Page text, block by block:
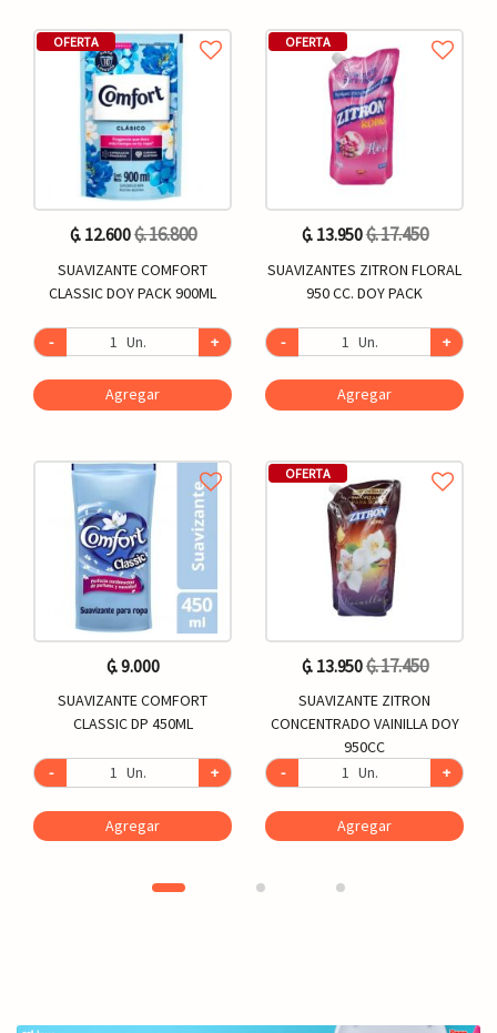
OFERTA
₲. 12.600₲. 16.800
SUAVIZANTE COMFORT
CLASSIC DOY PACK 900ML
- Un. +
Agregar
₲. 9.000
SUAVIZANTE COMFORT
CLASSIC DP 450ML
- Un. +
Agregar
OFERTA
₲. 13.950₲. 17.450
SUAVIZANTES ZITRON FLORAL
950 CC. DOY PACK
- Un. +
Agregar
OFERTA
₲. 13.950₲. 17.450
SUAVIZANTE ZITRON
CONCENTRADO VAINILLA DOY
950CC
-
Un. +
Agregar